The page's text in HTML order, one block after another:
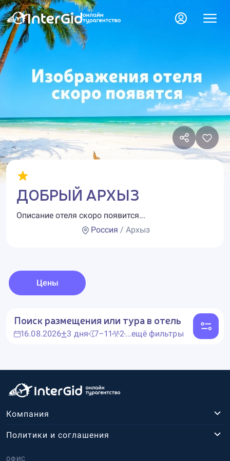
ДОБРЫЙ АРХЫЗ
Описание отеля скоро появится...
Россия / Архыз
Цены
Поиск размещения или тура в отель
16.08.2026 3 дня 7–11 2...ещё фильтры
Компания
ОФИС
Политики и соглашения